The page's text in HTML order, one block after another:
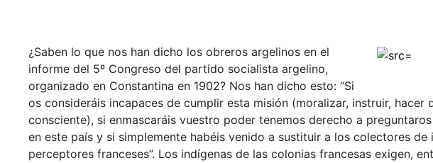
¿Saben lo que nos han dicho los obreros argelinos en el
informe del 5º Congreso del partido socialista argelino,
organizado en Constantina en 1902? Nos han dicho esto: “Si
os consideráis incapaces de cumplir esta misión (moralizar, instruir, hacer
consciente), si enmascaráis vuestro poder tenemos derecho a
en este país y si simplemente habéis venido a sustituir a los colectores
perceptores franceses”. Los indígenas de las colonias francesas exigen,